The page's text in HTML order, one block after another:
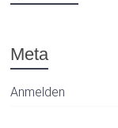
Meta
Anmelden